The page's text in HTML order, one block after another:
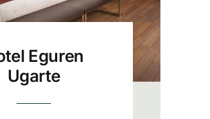
Eguren
Ugarte